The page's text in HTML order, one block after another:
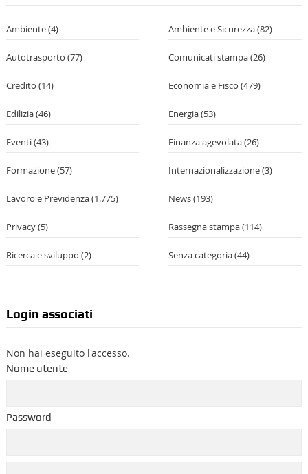
Ambiente(4) Ambiente e Sicurezza(82)
Autotrasporto (77) Comunicati stampa(26)
Credito (14) Economia e Fisco (479)
Edilizia(46) Energia(53)
Eventi(43) Finanza agevolata(26)
Formazione(57) Internazionalizzazione(3)
Lavoro e Previdenza(1.775) News(193)
Privacy(5) Rassegna stampa(114)
Ricerca e sviluppo (2) Senza categoria(44)
Login associati
Non hai eseguito l'accesso.
Nome utente
Password